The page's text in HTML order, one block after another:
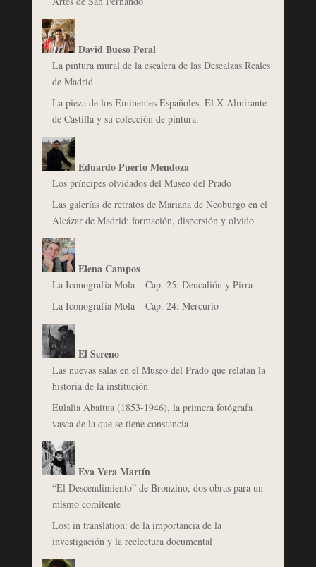
David Bueso Peral
La pintura mural de la escalera de las Descalzas Reales
de Madrid
La pieza de los Eminentes Españoles. El X Almirante
de Castilla y su colección de pintura.
Eduardo Puerto Mendoza
Los príncipes olvidados del Museo del Prado
Las galerías de retratos de Mariana de Neoburgo en el
Alcázar de Madrid: formación, dispersión y olvido
Elena Campos
La Iconografía Mola – Cap. 25: Deucalión y Pirra
La Iconografía Mola – Cap. 24: Mercurio
El Sereno
Las nuevas salas en el Museo del Prado que relatan la
historia de la institución
Eulalia Abaitua (1853-1946), la primera fotógrafa
vasca de la que se tiene constancia
Eva Vera Martín
“El Descendimiento” de Bronzino, dos obras para un
mismo comitente
Lost in translation: de la importancia de la
investigación y la reelectura documental